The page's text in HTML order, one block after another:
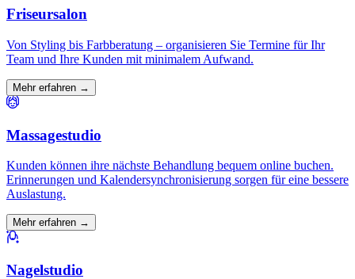
Friseursalon
Von Styling bis Farbberatung – organisieren Sie Termine für Ihr
Team und Ihre Kunden mit minimalem Aufwand.
Mehr erfahren →
Massagestudio
Kunden können ihre nächste Behandlung bequem online buchen.
Erinnerungen und Kalendersynchronisierung sorgen für eine bessere
Auslastung.
Mehr erfahren →
Nagelstudio